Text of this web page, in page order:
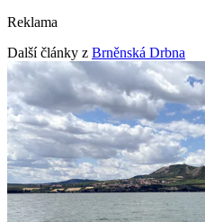
Reklama
Další články z Brněnská Drbna